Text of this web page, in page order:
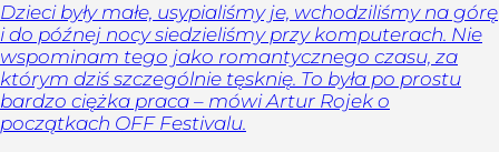
Dzieci były małe, usypialiśmy je, wchodziliśmy na górę
i do późnej nocy siedzieliśmy przy komputerach. Nie
wspominam tego jako romantycznego czasu, za
którym dziś szczególnie tęsknię. To była po prostu
bardzo ciężka praca – mówi Artur Rojek o
początkach OFF Festivalu.